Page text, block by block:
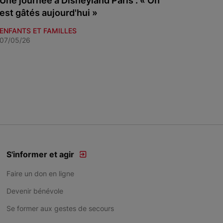
gâtés aujourd'hui »
ET FAMILLES
05/26
S'informer et agir
Faire un don en ligne
Devenir bénévole
Se former aux gestes de secours